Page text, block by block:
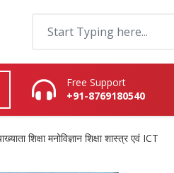
Free Support
+91-8769180540
शिक्षा मनोविज्ञान शिक्षा शास्त्र एवं ICT